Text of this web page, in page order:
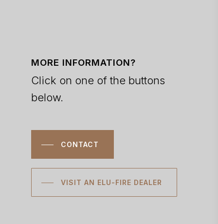
MORE INFORMATION?
Click on one of the buttons
below.
CONTACT
VISIT AN ELU-FIRE DEALER